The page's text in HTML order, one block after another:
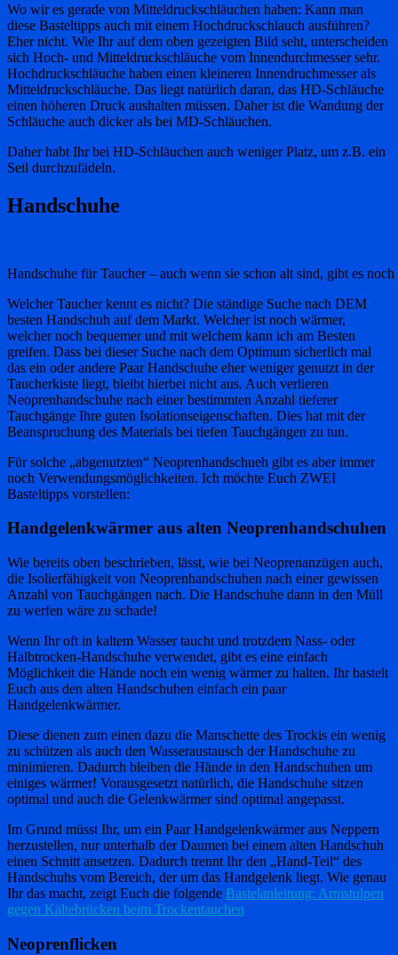
Wo wir es gerade von Mitteldruckschläuchen haben: Kann man
diese Basteltipps auch mit einem Hochdruckschlauch ausführen?
Eher nicht. Wie Ihr auf dem oben gezeigten Bild seht, unterscheiden
sich Hoch- und Mitteldruckschläuche vom Innendurchmesser sehr.
Hochdruckschläuche haben einen kleineren Innendruchmesser als
Mitteldruckschläuche. Das liegt natürlich daran, das HD-Schläuche
einen höheren Druck aushalten müssen. Daher ist die Wandung der
Schläuche auch dicker als bei MD-Schläuchen.
Daher habt Ihr bei HD-Schläuchen auch weniger Platz, um z.B. ein
Seil durchzufädeln.
Handschuhe
Handschuhe für Taucher – auch wenn sie schon alt sind, gibt es
Welcher Taucher kennt es nicht? Die ständige Suche nach DEM
besten Handschuh auf dem Markt. Welcher ist noch wärmer,
welcher noch bequemer und mit welchem kann ich am Besten
greifen. Dass bei dieser Suche nach dem Optimum sicherlich mal
das ein oder andere Paar Handschuhe eher weniger genutzt in der
Taucherkiste liegt, bleibt hierbei nicht aus. Auch verlieren
Neoprenhandschuhe nach einer bestimmten Anzahl tieferer
Tauchgänge Ihre guten Isolationseigenschaften. Dies hat mit der
Beanspruchung des Materials bei tiefen Tauchgängen zu tun.
Für solche „abgenutzten“ Neoprenhandschueh gibt es aber immer
noch Verwendungsmöglichkeiten. Ich möchte Euch ZWEI
Basteltipps vorstellen:
Handgelenkwärmer aus alten Neoprenhandschuhen
Wie bereits oben beschrieben, lässt, wie bei Neoprenanzügen auch,
die Isolierfähigkeit von Neoprenhandschuhen nach einer gewissen
Anzahl von Tauchgängen nach. Die Handschuhe dann in den Müll
zu werfen wäre zu schade!
Wenn Ihr oft in kaltem Wasser taucht und trotzdem Nass- oder
Halbtrocken-Handschuhe verwendet, gibt es eine einfach
Möglichkeit die Hände noch ein wenig wärmer zu halten. Ihr bastelt
Euch aus den alten Handschuhen einfach ein paar
Handgelenkwärmer.
Diese dienen zum einen dazu die Manschette des Trockis ein wenig
zu schützen als auch den Wasseraustausch der Handschuhe zu
minimieren. Dadurch bleiben die Hände in den Handschuhen um
einiges wärmer! Vorausgesetzt natürlich, die Handschuhe sitzen
optimal und auch die Gelenkwärmer sind optimal angepasst.
Im Grund müsst Ihr, um ein Paar Handgelenkwärmer aus Neppern
herzustellen, nur unterhalb der Daumen bei einem alten Handschuh
einen Schnitt ansetzen. Dadurch trennt Ihr den „Hand-Teil“ des
Handschuhs vom Bereich, der um das Handgelenk liegt. Wie genau
Ihr das macht, zeigt Euch die folgende Bastelanleitung: Armstulpen
gegen Kältebrücken beim Trockentauchen
Neoprenflicken